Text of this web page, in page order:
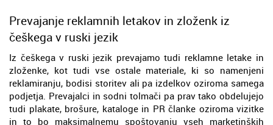
Prevajanje reklamnih letakov in zloženk iz
češkega v ruski jezik
Iz češkega v ruski jezik prevajamo tudi reklamne letake in
zloženke, kot tudi vse ostale materiale, ki so namenjeni
reklamiranju, bodisi storitev ali pa izdelkov oziroma samega
podjetja. Prevajalci in sodni tolmači pa prav tako obdelujejo
tudi plakate, brošure, kataloge in PR članke oziroma vizitke
in to bo maksimalnemu spoštovanju vseh marketinških